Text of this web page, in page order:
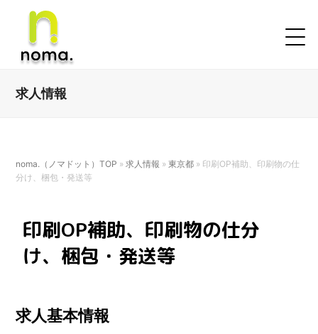
求人情報
noma.（ノマドット）TOP »求人情報 »東京都 » 印刷OP補助、印刷物の仕
分け、梱包・発送等
印刷OP補助、印刷物の仕分
け、梱包・発送等
求人基本情報